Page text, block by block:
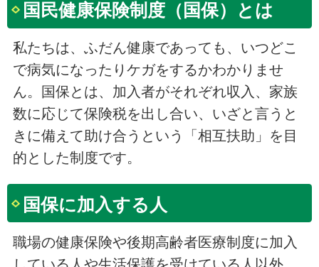
国民健康保険制度（国保）とは
私たちは、ふだん健康であっても、いつどこ
で病気になったりケガをするかわかりませ
ん。国保とは、加入者がそれぞれ収入、家族
数に応じて保険税を出し合い、いざと言うと
きに備えて助け合うという「相互扶助」を目
的とした制度です。
国保に加入する人
職場の健康保険や後期高齢者医療制度に加入